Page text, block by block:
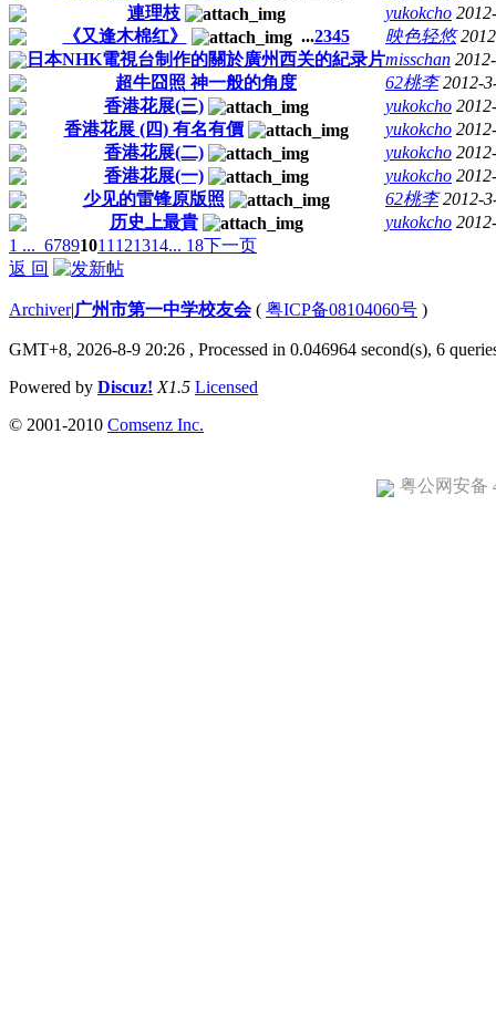
連理枝
yukokcho
《又逢木棉红》
...2345 映色轻悠
日本NHK電視台制作的關於廣州西关的紀录片misschan
超牛囧照 神一般的角度
62桃李 2012-
香港花展(三)
yukokcho
香港花展 (四) 有名有價
yukokcho
香港花展(二)
yukokcho
香港花展(一)
yukokcho
少见的雷锋原版照
62桃李 2012-
历史上最貴
yukokcho
1 ... 67891011 121314... 18下一页
返 回
Archiver|广州市第一中学校友会( 粤ICP备08104060号 )
GMT+8, 2026-8-9 20:26 , Processed in 0.046964 second(s), 6
Powered by Discuz! X1.5 Licensed
© 2001-2010 Comsenz Inc.
粤公网安备